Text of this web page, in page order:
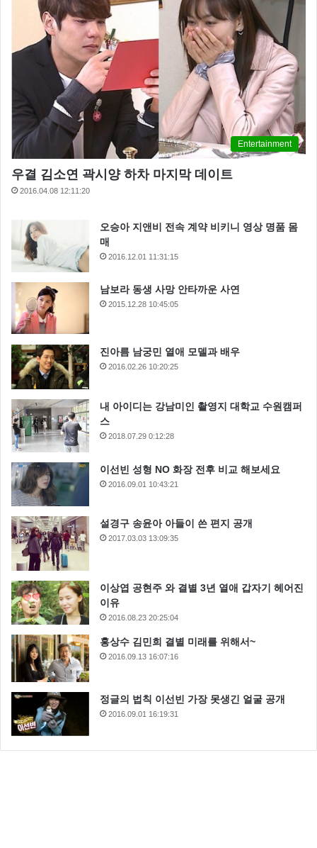
Entertainment
우결 김소연 곽시양 하차 마지막 데이트
2016.04.08 12:11:20
오승아 지앤비 전속 계약 비키니 영상 명품 몸
매
2016.12.01 11:31:15
남보라 동생 사망 안타까운 사연
2015.12.28 10:45:05
진아름 남궁민 열애 모델과 배우
2016.02.26 10:20:25
내 아이디는 강남미인 촬영지 대학교 수원캠퍼
스
2018.07.29 0:12:28
이선빈 성형 NO 화장 전후 비교 해보세요
2016.09.01 10:43:21
설경구 송윤아 아들이 쓴 편지 공개
2017.03.03 13:09:35
이상엽 공현주 와 결별 3년 열애 갑자기 헤어진
이유
2016.08.23 20:25:04
홍상수 김민희 결별 미래를 위해서~
2016.09.13 16:07:16
정글의 법칙 이선빈 가장 못생긴 얼굴 공개
2016.09.01 16:19:31